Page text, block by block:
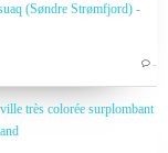
(Søndre Strømfjord) -
…
très colorée surplombant